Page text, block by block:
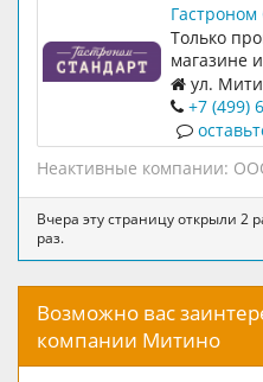
Только
магазине
ул.
+7 (499)
Неактивные компании:
Вчера эту страницу открыли 2
раз.
Возможно вас
компании Митино